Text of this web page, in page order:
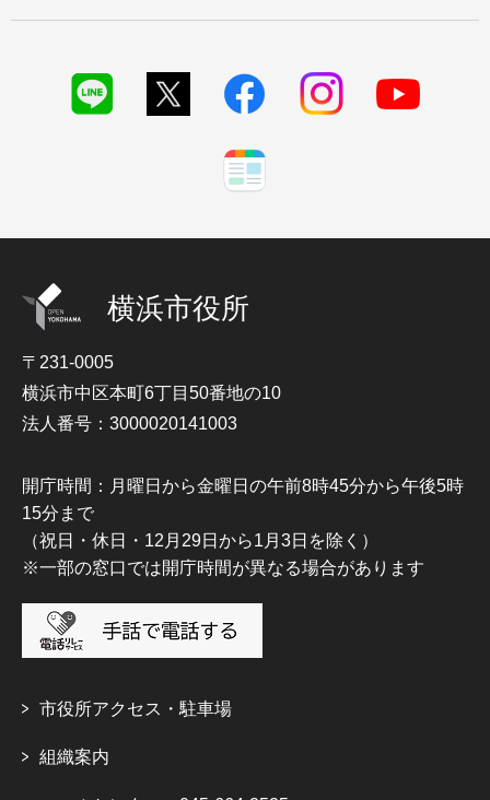
横浜市役所
〒231-0005
横浜市中区本町6丁目50番地の10
法人番号：3000020141003
開庁時間：月曜日から金曜日の午前8時45分から午後5時
15分まで
（祝日・休日・12月29日から1月3日を除く）
※一部の窓口では開庁時間が異なる場合があります
市役所アクセス・駐車場
組織案内